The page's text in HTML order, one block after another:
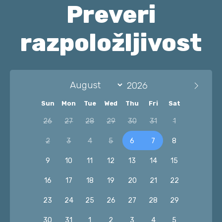
Preveri
razpoložljivost
Sun Mon Tue Wed Thu Fri Sat
26 27 28 29 30 31 1
2 3 4 5 6 7 8
9 10 11 12 13 14 15
16 17 18 19 20 21 22
23 24 25 26 27 28 29